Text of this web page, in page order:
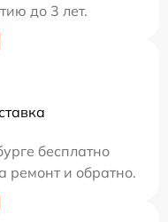
до 3 лет.
бесплатно
ремонт и обратно.